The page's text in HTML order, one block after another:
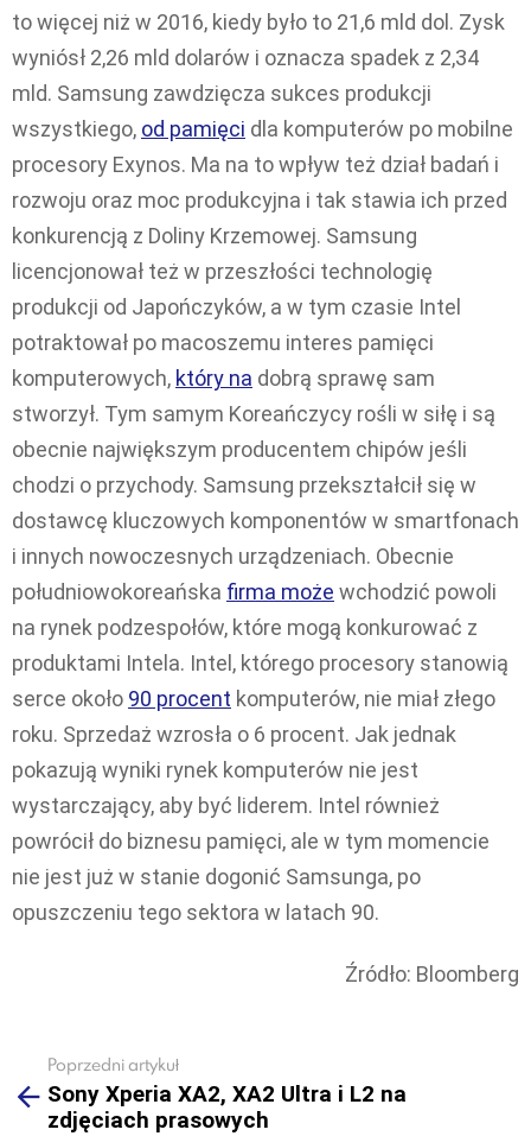
to więcej niż w 2016, kiedy było to 21,6 mld dol. Zysk
wyniósł 2,26 mld dolarów i oznacza spadek z 2,34
mld. Samsung zawdzięcza sukces produkcji
wszystkiego, od pamięci dla komputerów po mobilne
procesory Exynos. Ma na to wpływ też dział badań i
rozwoju oraz moc produkcyjna i tak stawia ich przed
konkurencją z Doliny Krzemowej. Samsung
licencjonował też w przeszłości technologię
produkcji od Japończyków, a w tym czasie Intel
potraktował po macoszemu interes pamięci
komputerowych, który na dobrą sprawę sam
stworzył. Tym samym Koreańczycy rośli w siłę i są
obecnie największym producentem chipów jeśli
chodzi o przychody. Samsung przekształcił się w
dostawcę kluczowych komponentów w smartfonach
i innych nowoczesnych urządzeniach. Obecnie
południowokoreańska firma może wchodzić powoli
na rynek podzespołów, które mogą konkurować z
produktami Intela. Intel, którego procesory stanowią
serce około 90 procent komputerów, nie miał złego
roku. Sprzedaż wzrosła o 6 procent. Jak jednak
pokazują wyniki rynek komputerów nie jest
wystarczający, aby być liderem. Intel również
powrócił do biznesu pamięci, ale w tym momencie
nie jest już w stanie dogonić Samsunga, po
opuszczeniu tego sektora w latach 90.
Źródło: Bloomberg
more
Poprzedni artykuł
Sony Xperia XA2, XA2 Ultra i L2 na
zdjęciach prasowych